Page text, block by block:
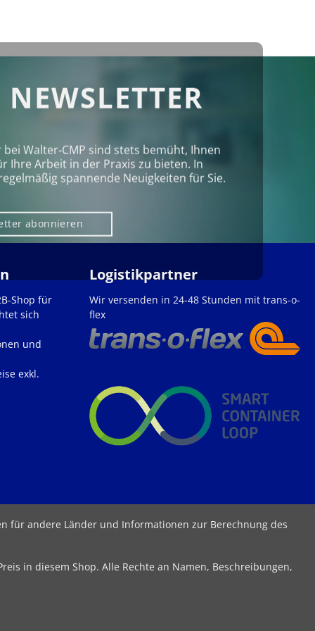
Walter‑CMP sind stets bemüht, Ihnen
Ihre Arbeit in der Praxis zu bieten. In
spannende Neuigkeiten für Sie.
abonnieren
Shop für
sich
und
exkl.
Logistikpartner
Wir versenden in 24-48 Stunden mit trans-o-
flex
für andere Länder und Informationen zur Berechnung des
in diesem Shop. Alle Rechte an Namen, Beschreibungen,